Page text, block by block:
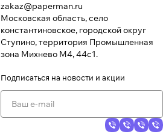
zakaz@paperman.ru
Московская область, село
константиновское, городской округ
Ступино, территория Промышленная
зона Михнево М4, 44с1.
Подписаться на новости и акции